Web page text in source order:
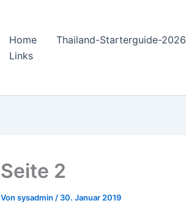
Home Thailand-Starterguide-2026
Links
Seite 2
Von sysadmin / 30. Januar 2019